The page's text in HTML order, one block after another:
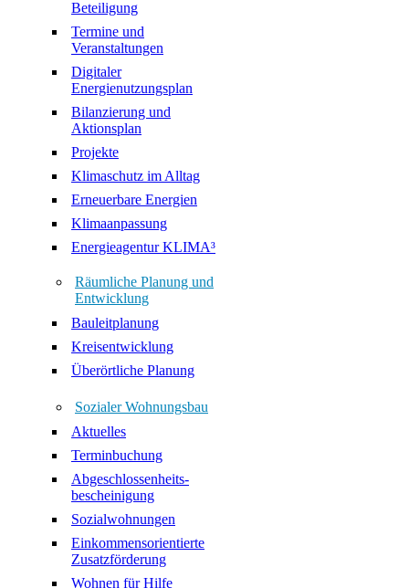
Beteiligung
Termine und
Veranstaltungen
Digitaler
Energienutzungsplan
Bilanzierung und
Aktionsplan
Projekte
Klimaschutz im Alltag
Erneuerbare Energien
Klimaanpassung
Energieagentur KLIMA³
Räumliche Planung und
Entwicklung
Bauleitplanung
Kreisentwicklung
Überörtliche Planung
Sozialer Wohnungsbau
Aktuelles
Terminbuchung
Abgeschlossenheits-
bescheinigung
Sozialwohnungen
Einkommensorientierte
Zusatzförderung
Wohnen für Hilfe